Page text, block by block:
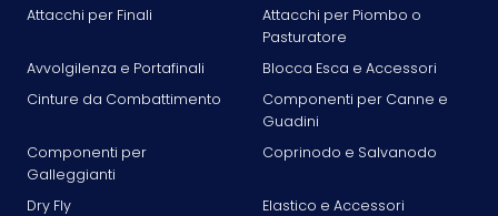
Attacchi per Finali
Attacchi per Piombo o
Pasturatore
Avvolgilenza e Portafinali
Blocca Esca e Accessori
Cinture da Combattimento
Componenti per Canne e
Guadini
Componenti per
Galleggianti
Coprinodo e Salvanodo
Dry Fly
Elastico e Accessori